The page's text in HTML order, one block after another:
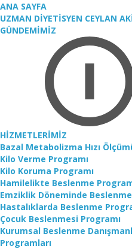
ANA SAYFA
UZMAN DİYETİSYEN CEYLAN
GÜNDEMİMİZ
HİZMETLERİMİZ
Bazal Metabolizma Hızı
Kilo Verme Programı
Kilo Koruma Programı
Hamilelikte Beslenme
Emziklik Döneminde
Hastalıklarda Beslenme
Çocuk Beslenmesi Programı
Kurumsal Beslenme
Programları